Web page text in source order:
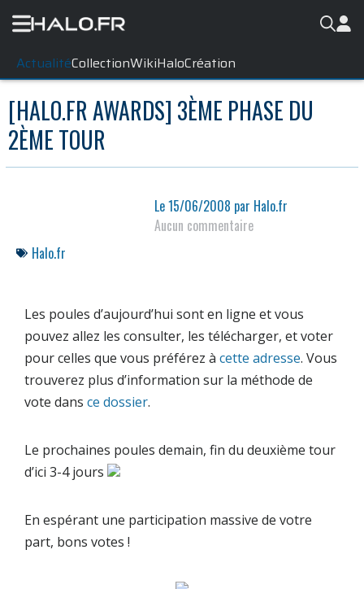
ActualitéCollectionWikiHaloCréation
[HALO.FR AWARDS] 3ÈME PHASE DU
2ÈME TOUR
Le15/06/2008 par Halo.fr
Aucun commentaire
Halo.fr
Les poules d’aujourd’hui sont en ligne et vous
pouvez allez les consulter, les télécharger, et voter
pour celles que vous préférez à cette adresse. Vous
trouverez plus d’information sur la méthode de
vote dans ce dossier.
Le prochaines poules demain, fin du deuxième tour
d’ici 3-4 jours
En espérant une participation massive de votre
part, bons votes !